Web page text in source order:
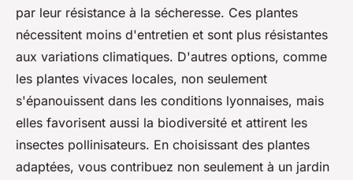
par leur résistance à la sécheresse. Ces plantes
nécessitent moins d'entretien et sont plus résistantes
aux variations climatiques. D'autres options, comme
les plantes vivaces locales, non seulement
s'épanouissent dans les conditions lyonnaises, mais
elles favorisent aussi la biodiversité et attirent les
insectes pollinisateurs. En choisissant des plantes
adaptées, vous contribuez non seulement à un jardin